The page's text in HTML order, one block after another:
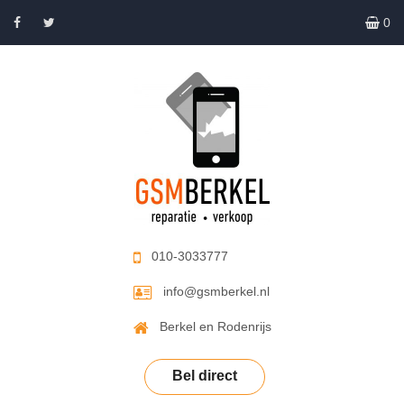
0
010-3033777
info@gsmberkel.nl
Berkel en Rodenrijs
Bel direct